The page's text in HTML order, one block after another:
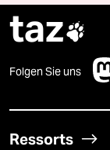
taz
Folgen Sie uns
Ressorts